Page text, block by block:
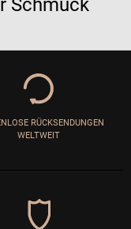
Schmuck
RÜCKSENDUNGEN
WELTWEIT